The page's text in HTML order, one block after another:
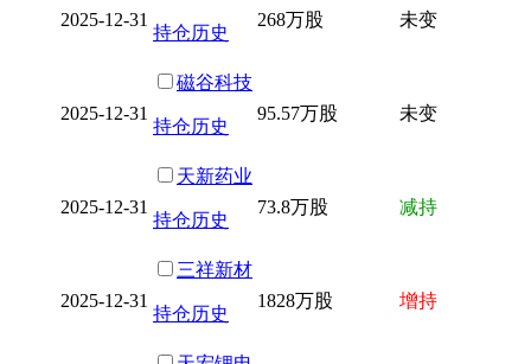
2025-12-31
持仓历史
268万股 未变
2025-12-31
磁谷科技
持仓历史
95.57万股 未变
2025-12-31
天新药业
持仓历史
73.8万股 减持
2025-12-31
三祥新材
持仓历史
1828万股 增持